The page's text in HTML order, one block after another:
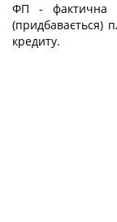
ФП - фактична
(придбавається)
кредиту.